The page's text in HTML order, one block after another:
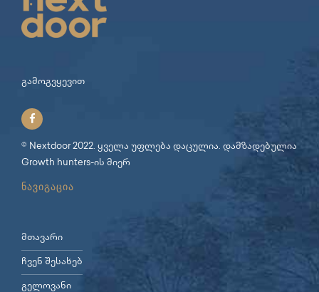
გამოგვყევით
© Nextdoor 2022. ყველა უფლება დაცულია. დამზადებულია
Growth hunters-ის მიერ
ნავიგაცია
მთავარი
ჩვენ შესახებ
გელოვანი